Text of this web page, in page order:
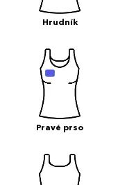
Hrudník
Pravé prso